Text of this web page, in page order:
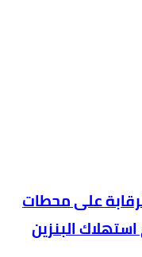
على محطات
البنزين